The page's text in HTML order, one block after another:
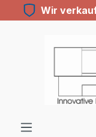
Zum Hauptinhalt
Wir